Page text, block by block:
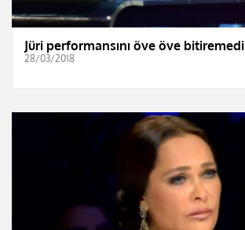
Jüri performansını öve öve bitiremedi
28/03/2018